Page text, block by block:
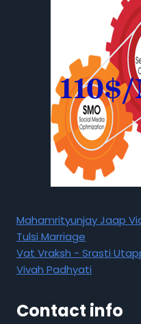
Mahamrityunjay Jaap
Tulsi Marriage
Vat Vraksh - Srasti
Vivah Padhyati
Contact info